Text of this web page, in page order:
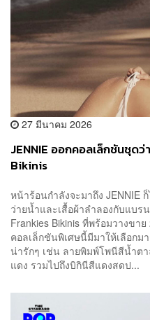
27 มีนาคม 2026
JENNIE ออกคอลเล็กชันชุด
Bikinis
หน้าร้อนกำลังจะมาถึง JENNIE
ว่ายน้ำและเสื้อผ้าลำลองกับแบร
Frankies Bikinis ที่พร้อมวางข
คอลเล็กชันพิเศษนี้มีมาให้เลือก
น่ารักๆ เช่น ลายพิมพ์โพนีสีน้ำต
แดง รวมไปถึงบิกินีสีแดงสดป...